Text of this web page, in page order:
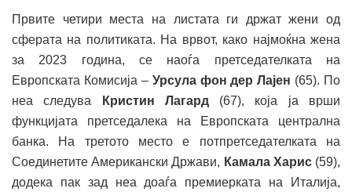
Првите четири места на листата ги држат жени од
сферата на политиката. На врвот, како најмоќна жена
за 2023 година, се наоѓа претседателката на
Европската Комисија – Урсула фон дер Лајен (65). По
неа следува
Кристин Лагард(67), која ја врши
функцијата претседалека на Европската централна
банка. На третото место е потпретседателката на
Соединетите Американски Држави, Камала Харис(59),
додека пак зад неа доаѓа премиерката на Италија,